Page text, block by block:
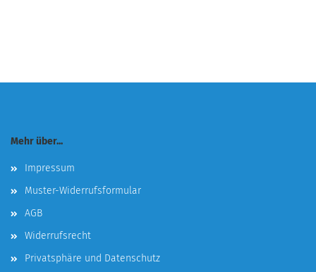
Mehr über...
Impressum
Muster-Widerrufsformular
AGB
Widerrufsrecht
Privatsphäre und Datenschutz